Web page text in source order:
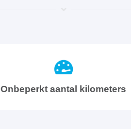
Onbeperkt aantal kilometers